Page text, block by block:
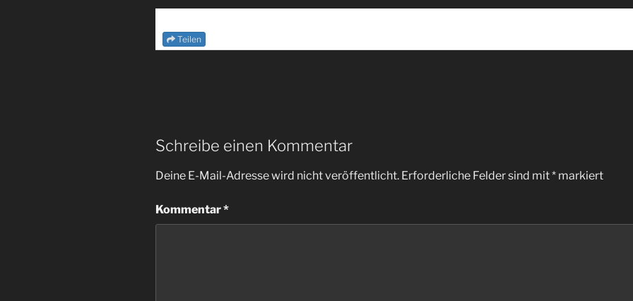
Teilen
Schreibe einen Kommentar
Deine E-Mail-Adresse wird nicht veröffentlicht. Erforderliche Felder sind mit* markiert
Kommentar*